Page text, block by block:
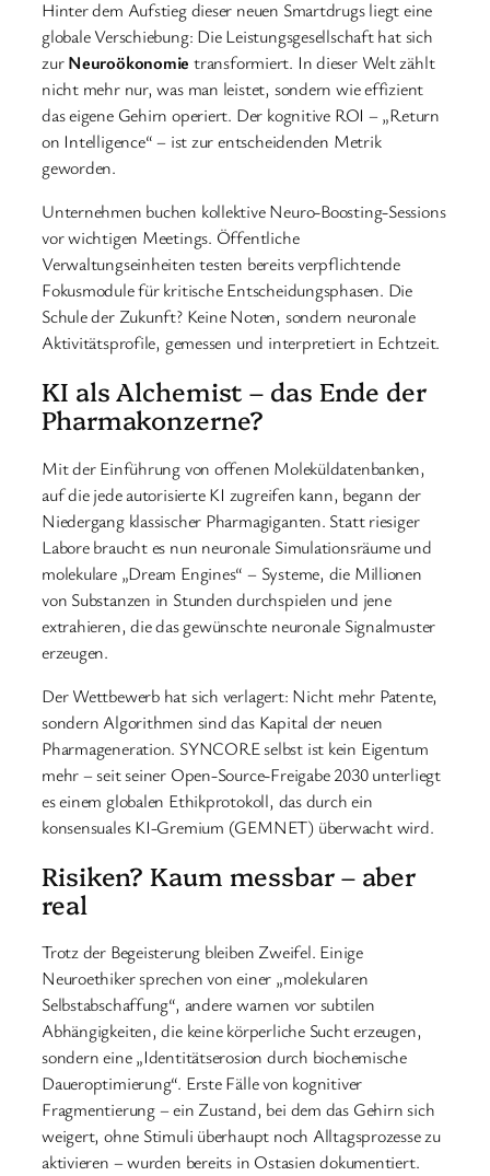
Hinter dem Aufstieg dieser neuen Smartdrugs liegt eine
globale Verschiebung: Die Leistungsgesellschaft hat sich
zurNeuroökonomie transformiert. In dieser Welt zählt
nicht mehr nur, was man leistet, sondern wie effizient
das eigene Gehirn operiert. Der kognitive ROI – „Return
on Intelligence“ – ist zur entscheidenden Metrik
geworden.
Unternehmen buchen kollektive Neuro-Boosting-Sessions
vor wichtigen Meetings. Öffentliche
Verwaltungseinheiten testen bereits verpflichtende
Fokusmodule für kritische Entscheidungsphasen. Die
Schule der Zukunft? Keine Noten, sondern neuronale
Aktivitätsprofile, gemessen und interpretiert in Echtzeit.
KI als Alchemist – das Ende der
Pharmakonzerne?
Mit der Einführung von offenen Moleküldatenbanken,
auf die jede autorisierte KI zugreifen kann, begann der
Niedergang klassischer Pharmagiganten. Statt riesiger
Labore braucht es nun neuronale Simulationsräume und
molekulare „Dream Engines“ – Systeme, die Millionen
von Substanzen in Stunden durchspielen und jene
extrahieren, die das gewünschte neuronale Signalmuster
erzeugen.
Der Wettbewerb hat sich verlagert: Nicht mehr Patente,
sondern Algorithmen sind das Kapital der neuen
Pharmageneration. SYNCORE selbst ist kein Eigentum
mehr – seit seiner Open-Source-Freigabe 2030 unterliegt
es einem globalen Ethikprotokoll, das durch ein
konsensuales KI-Gremium (GEMNET) überwacht wird.
Risiken? Kaum messbar – aber
real
Trotz der Begeisterung bleiben Zweifel. Einige
Neuroethiker sprechen von einer „molekularen
Selbstabschaffung“, andere warnen vor subtilen
Abhängigkeiten, die keine körperliche Sucht erzeugen,
sondern eine „Identitätserosion durch biochemische
Daueroptimierung“. Erste Fälle von kognitiver
Fragmentierung – ein Zustand, bei dem das Gehirn sich
weigert, ohne Stimuli überhaupt noch Alltagsprozesse zu
aktivieren – wurden bereits in Ostasien dokumentiert.